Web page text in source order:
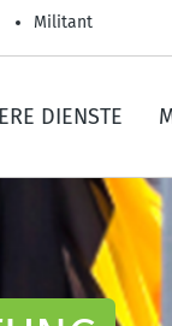
Militant
DIENSTE